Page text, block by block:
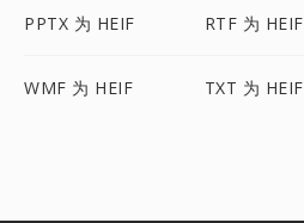
PPTX 为 HEIF RTF 为 HEIF
WMF 为 HEIF TXT 为 HEIF